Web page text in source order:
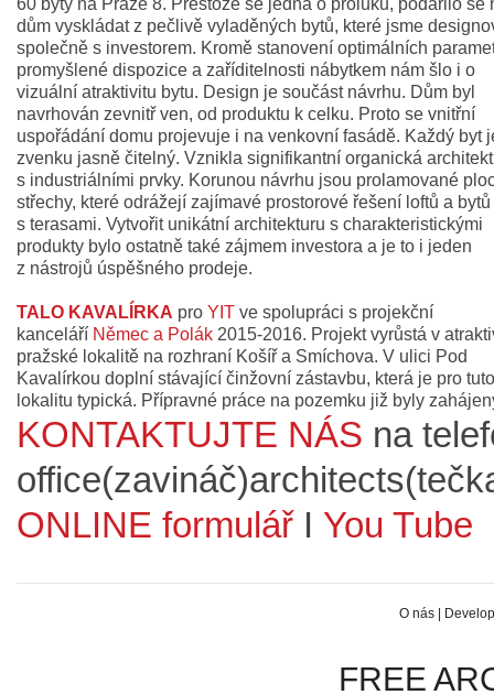
60 byty na Praze 8. Přestože se jedná o proluku, podařilo se
dům vyskládat z pečlivě vyladěných bytů, které jsme
společně s investorem. Kromě stanovení optimálních
promyšlené dispozice a zaříditelnosti nábytkem nám šlo i o
vizuální atraktivitu bytu. Design je součást návrhu. Dům byl
navrhován zevnitř ven, od produktu k celku. Proto se vnitřní
uspořádání domu projevuje i na venkovní fasádě. Každý byt
zvenku jasně čitelný. Vznikla signifikantní organická
s industriálními prvky. Korunou návrhu jsou prolamované
střechy, které odrážejí zajímavé prostorové řešení loftů a bytů
s terasami. Vytvořit unikátní architekturu s charakteristickými
produkty bylo ostatně také zájmem investora a je to i jeden
z nástrojů úspěšného prodeje.
TALO KAVALÍRKA pro YIT ve spolupráci s projekční
kanceláří Němec a Polák 2015-2016. Projekt vyrůstá v
pražské lokalitě na rozhraní Košíř a Smíchova. V ulici Pod
Kavalírkou doplní stávající činžovní zástavbu, která je pro tuto
lokalitu typická. Přípravné práce na pozemku již byly
KONTAKTUJTE NÁS na
ONLINE formulářI You Tube
O nás
FREE